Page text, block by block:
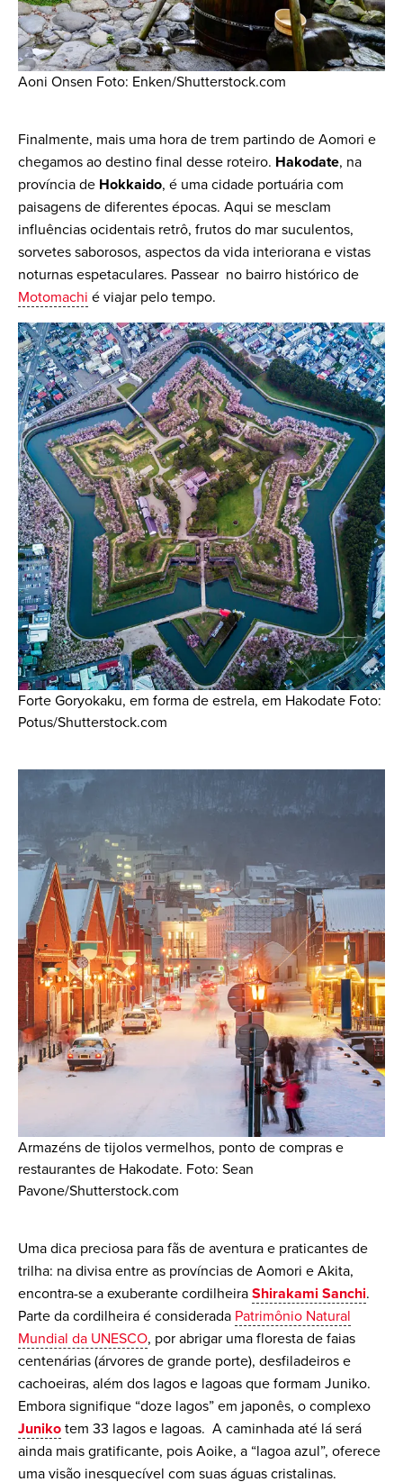
Aoni Onsen Foto: Enken/Shutterstock.com
Finalmente, mais uma hora de trem partindo de Aomori e
chegamos ao destino final desse roteiro. Hakodate, na
província de Hokkaido, é uma cidade portuária com
paisagens de diferentes épocas. Aqui se mesclam
influências ocidentais retrô, frutos do mar suculentos,
sorvetes saborosos, aspectos da vida interiorana e vistas
noturnas espetaculares. Passear no bairro histórico de
Motomachi é viajar pelo tempo.
Forte Goryokaku, em forma de estrela, em Hakodate Foto:
Potus/Shutterstock.com
Armazéns de tijolos vermelhos, ponto de compras e
restaurantes de Hakodate. Foto: Sean
Pavone/Shutterstock.com
Uma dica preciosa para fãs de aventura e praticantes de
trilha: na divisa entre as províncias de Aomori e Akita,
encontra-se a exuberante cordilheira Shirakami Sanchi.
Parte da cordilheira é considerada Patrimônio Natural
Mundial da UNESCO, por abrigar uma floresta de faias
centenárias (árvores de grande porte), desfiladeiros e
cachoeiras, além dos lagos e lagoas que formam Juniko.
Embora signifique “doze lagos” em japonês, o complexo
Juniko tem 33 lagos e lagoas. A caminhada até lá será
ainda mais gratificante, pois Aoike, a “lagoa azul”, oferece
uma visão inesquecível com suas águas cristalinas.